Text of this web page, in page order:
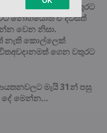
එපා කියද්දිත් වතුරට
නොගියොත් ඒ දවසත්
වෙන නිසා.
නැති කොල්ලෙක්
ගෙන වතුරට
මැයි 31න් පසු
මෙන්න…